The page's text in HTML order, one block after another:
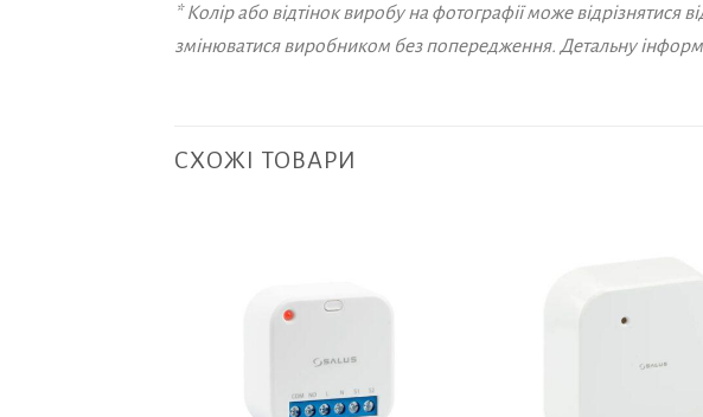
* Колір або відтінок виробу на фотографії може відрізнятися
змінюватися виробником без попередження. Детальну
СХОЖІ ТОВАРИ